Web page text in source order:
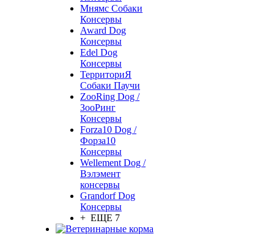
Мнямс Собаки
Консервы
Award Dog
Консервы
Edel Dog
Консервы
ТерриториЯ
Собаки Паучи
ZooRing Dog /
ЗооРинг
Консервы
Forza10 Dog /
Форза10
Консервы
Wellement Dog /
Вэлэмент
консервы
Grandorf Dog
Консервы
+ ЕЩЕ 7